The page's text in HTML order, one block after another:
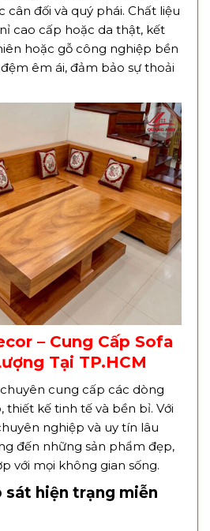
cân đối và quý phái. Chất liệu
cao cấp hoặc da thật, kết
hoặc gỗ công nghiệp bền
êm ái, đảm bảo sự thoải
– Cung Cấp Sofa
Tại TP.HCM
chuyên cung cấp các dòng
thiết kế tinh tế và bền bỉ. Với
nghiệp và uy tín lâu
đến những sản phẩm đẹp,
với mọi không gian sống.
sát hiện trạng miễn